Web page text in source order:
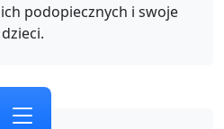
podopiecznych i swoje
dzieci.